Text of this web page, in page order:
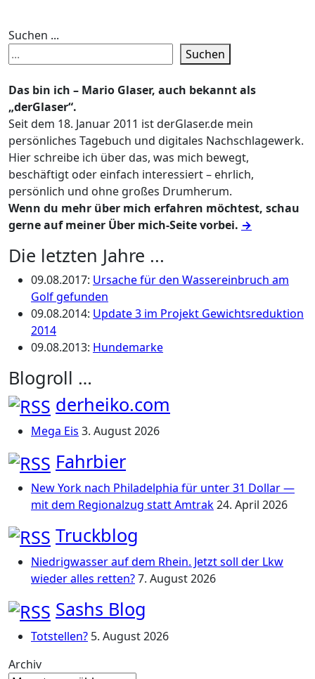
Suchen ...
Suchen
Das bin ich – Mario Glaser, auch bekannt als
„derGlaser“.
Seit dem 18. Januar 2011 ist derGlaser.de mein
persönliches Tagebuch und digitales Nachschlagewerk.
Hier schreibe ich über das, was mich bewegt,
beschäftigt oder einfach interessiert – ehrlich,
persönlich und ohne großes Drumherum.
Wenn du mehr über mich erfahren möchtest, schau
gerne auf meiner Über mich-Seite vorbei. →
Die letzten Jahre ...
09.08.2017: Ursache für den Wassereinbruch am
Golf gefunden
09.08.2014: Update 3 im Projekt Gewichtsreduktion
2014
09.08.2013: Hundemarke
Blogroll …
derheiko.com
Mega Eis 3. August 2026
Fahrbier
New York nach Philadelphia für unter 31 Dollar —
mit dem Regionalzug statt Amtrak24. April 2026
Truckblog
Niedrigwasser auf dem Rhein. Jetzt soll der Lkw
wieder alles retten?7. August 2026
Sashs Blog
Totstellen? 5. August 2026
Archiv